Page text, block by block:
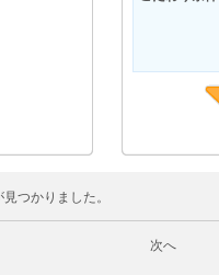
つかりました。
次へ